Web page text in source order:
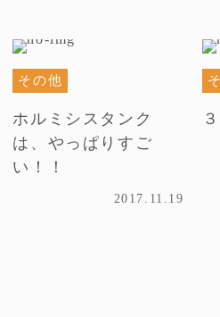
その他
ホルミシスタンク
は、やっぱりすご
い！！
2017.11.19